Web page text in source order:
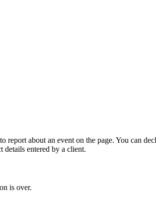
report about an event on the page. You can
details entered by a client.
is over.